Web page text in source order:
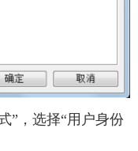
，选择“用户身份